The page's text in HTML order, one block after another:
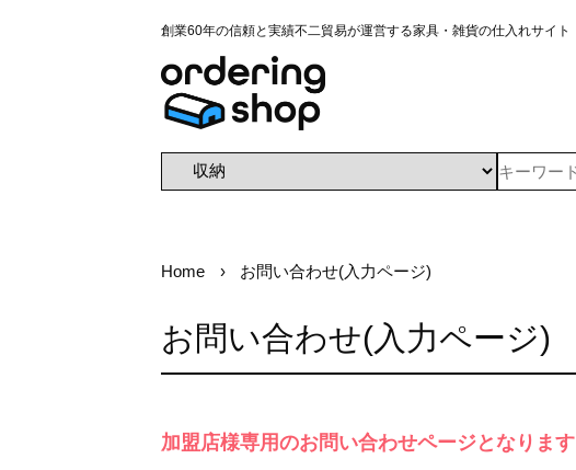
創業60年の信頼と実績不二貿易が運営する家具・雑貨の仕入れサイト
Home お問い合わせ(入力ページ)
お問い合わせ(入力ページ)
加盟店様専用のお問い合わせページとなります